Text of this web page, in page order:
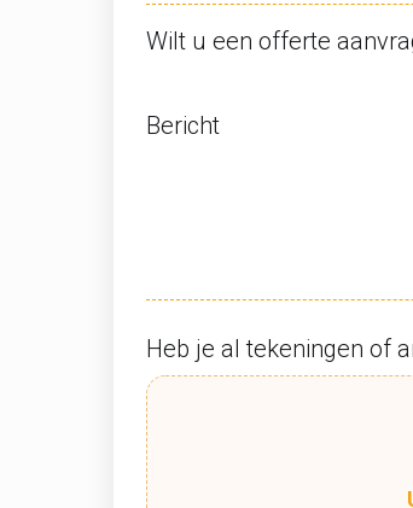
Wilt u een offerte
Bericht
Heb je al tekeningen of